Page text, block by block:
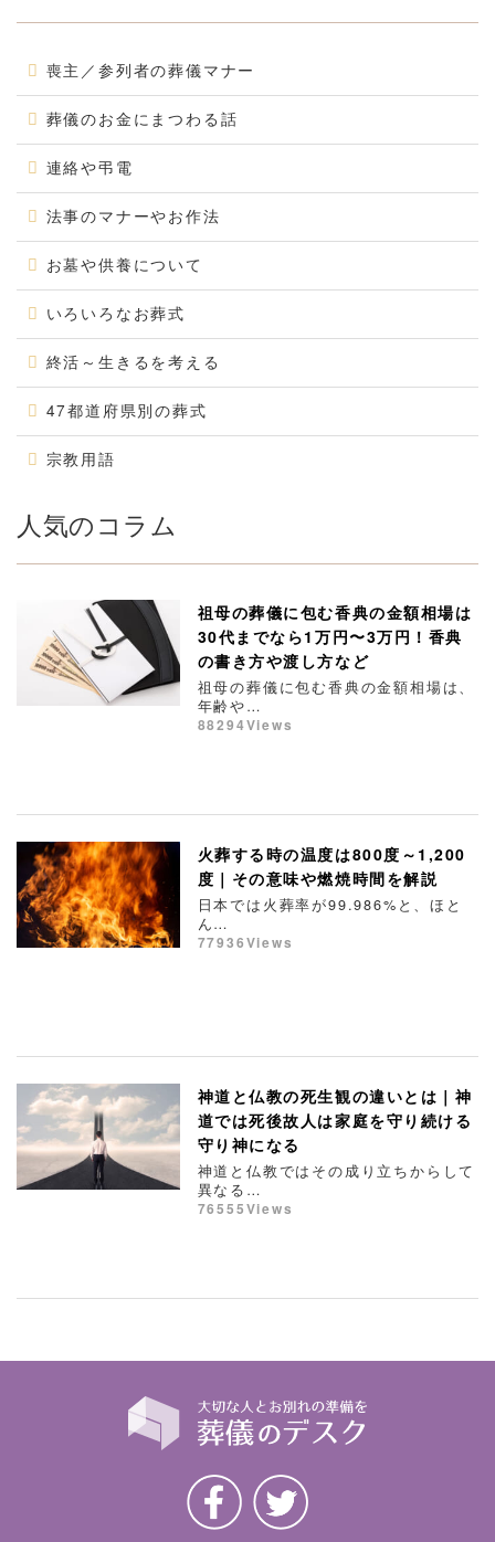
喪主／参列者の葬儀マナー
葬儀のお金にまつわる話
連絡や弔電
法事のマナーやお作法
お墓や供養について
いろいろなお葬式
終活～生きるを考える
47都道府県別の葬式
宗教用語
人気のコラム
祖母の葬儀に包む香典の金額相場は
30代までなら1万円〜3万円！香典
の書き方や渡し方など
祖母の葬儀に包む香典の金額相場は、
年齢や…
88294Views
火葬する時の温度は800度～1,200
度｜その意味や燃焼時間を解説
日本では火葬率が99.986%と、ほと
ん…
77936Views
神道と仏教の死生観の違いとは｜神
道では死後故人は家庭を守り続ける
守り神になる
神道と仏教ではその成り立ちからして
異なる…
76555Views